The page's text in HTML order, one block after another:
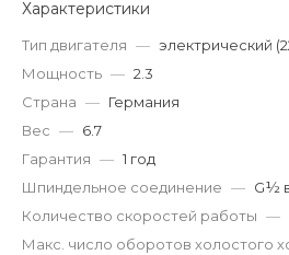
Характеристики
Тип двигателя — электрический
Мощность — 2.3
Страна — Германия
Вес — 6.7
Гарантия — 1 год
Шпиндельное соединение — G½
Количество скоростей работы —
Макс. число оборотов холостого